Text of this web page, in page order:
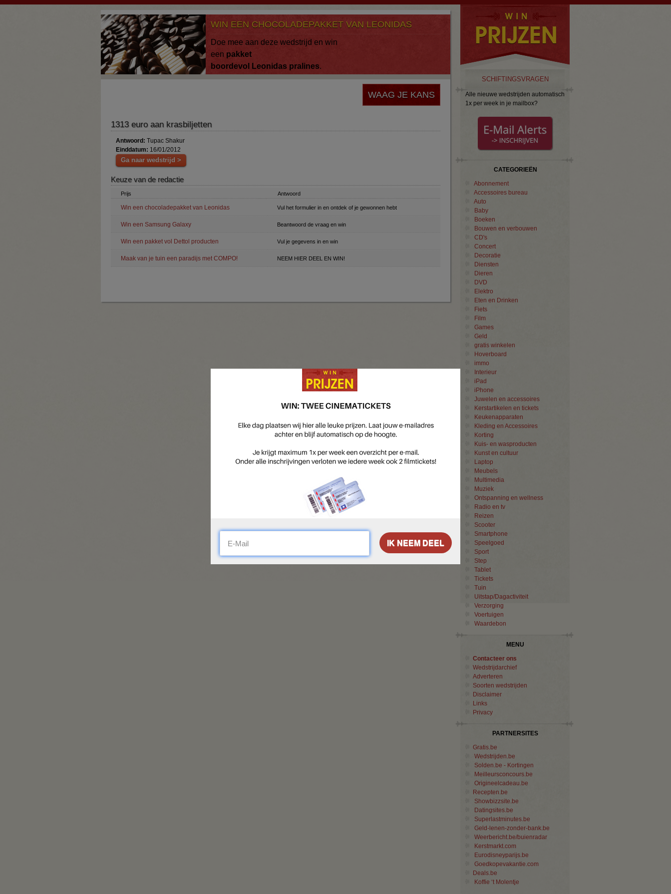
Overslaan en naar de algemene inhoud gaan
WIN EEN CHOCOLADEPAKKET VAN LEONIDAS
Doe mee aan deze wedstrijd en win
een pakket
boordevol
Leonidas pralines.
WAAG JE KANS
1313 euro aan krasbiljetten
Antwoord: Tupac Shakur
Einddatum: 16/01/2012
Ga naar wedstrijd >
Keuze van de redactie
Prijs Antwoord
Win een chocoladepakket van Leonidas Vul het formulier in en ontdek of je gewonnen hebt
Win een Samsung Galaxy Beantwoord de vraag en win
Win een pakket vol Dettol producten Vul je gegevens in en win
Maak van je tuin een paradijs met COMPO! NEEM HIER DEEL EN WIN!
SCHIFTINGSVRAGEN
Alle nieuwe wedstrijden automatisch
1x per week in je mailbox?
CATEGORIEËN
Abonnement
Accessoires bureau
Auto
Baby
Boeken
Bouwen en verbouwen
CD's
Concert
Decoratie
Diensten
Dieren
DVD
Elektro
Eten en Drinken
Fiets
Film
Games
Geld
gratis winkelen
Hoverboard
immo
Interieur
iPad
iPhone
Juwelen en accessoires
Kerstartikelen en tickets
Keukenapparaten
Kleding en Accessoires
Korting
Kuis- en wasproducten
Kunst en cultuur
Laptop
Meubels
Multimedia
Muziek
Ontspanning en wellness
Radio en tv
Reizen
Scooter
Smartphone
Speelgoed
Sport
Step
Tablet
Tickets
Tuin
Uitstap/Dagactiviteit
Verzorging
Voertuigen
Waardebon
MENU
Contacteer ons
Wedstrijdarchief
Adverteren
Soorten wedstrijden
Disclaimer
Links
Privacy
PARTNERSITES
Gratis.be
Wedstrijden.be
Solden.be - Kortingen
Meilleursconcours.be
Origineelcadeau.be
Recepten.be
Showbizzsite.be
Datingsites.be
Superlastminutes.be
Geld-lenen-zonder-bank.be
Weerbericht.be/buienradar
Kerstmarkt.com
Eurodisneyparijs.be
Goedkopevakantie.com
Deals.be
Koffie ‘t Molentje